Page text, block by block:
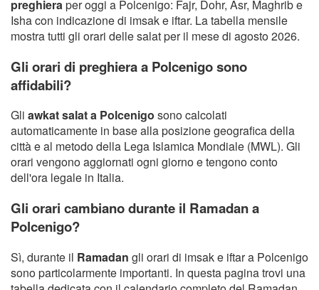
preghieraper oggi a Polcenigo: Fajr, Dohr, Asr, Maghrib e
Isha con indicazione di imsak e iftar. La tabella mensile
mostra tutti gli orari delle salat per il mese di agosto 2026.
Gli orari di preghiera a Polcenigo sono
affidabili?
Gli awkat salat a Polcenigo sono calcolati
automaticamente in base alla posizione geografica della
città e al metodo della Lega Islamica Mondiale (MWL). Gli
orari vengono aggiornati ogni giorno e tengono conto
dell'ora legale in Italia.
Gli orari cambiano durante il Ramadan a
Polcenigo?
Sì, durante il Ramadan gli orari di imsak e iftar a Polcenigo
sono particolarmente importanti. In questa pagina trovi una